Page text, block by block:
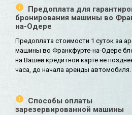
Предоплата для
бронирования машины во
на-Одере
Предоплата стоимости 1 суток за
машины во Франкфурте-на-Одере
на Вашей кредитной карте не
часа, до начала аренды автомобиля.
Способы оплаты
зарезервированной машины